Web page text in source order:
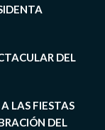
DEL
LAS FIESTAS
DEL